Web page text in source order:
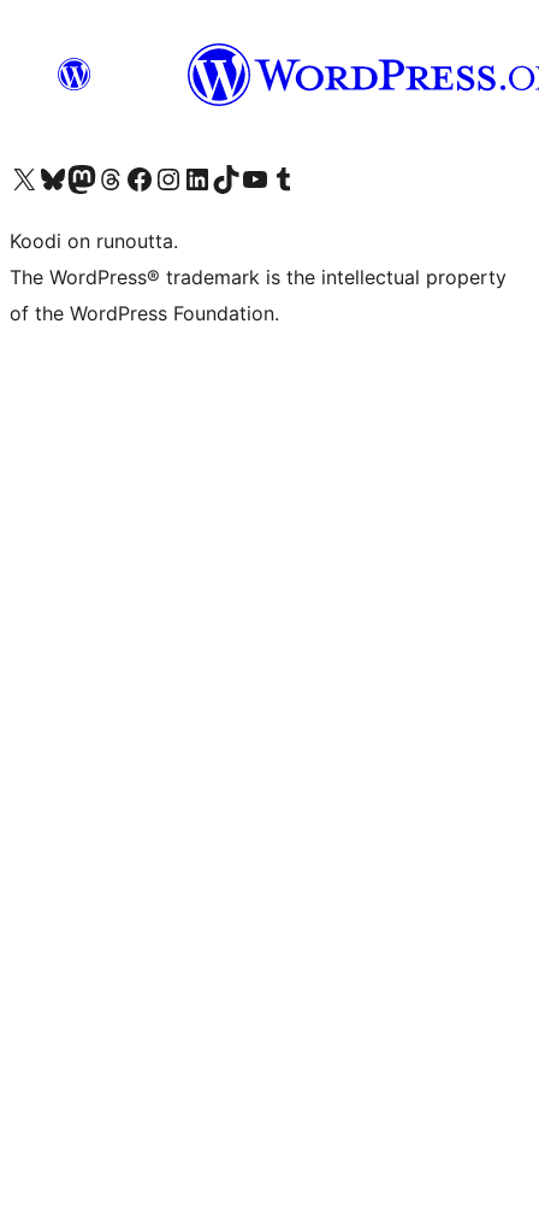
Visit our X (formerly Twitter) account
Visit our Bluesky account
Visit our Mastodon account
Visit our Threads account
Visit our Facebook page
Visit our Instagram account
Visit our LinkedIn account
Visit our TikTok account
Näytä YouTube-kanava
Visit our Tumblr account
Koodi on runoutta.
The WordPress® trademark is the intellectual property
of the WordPress Foundation.